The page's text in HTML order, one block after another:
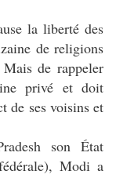
la liberté des
de religions
de rappeler
privé et doit
de ses voisins et
son État
Modi a